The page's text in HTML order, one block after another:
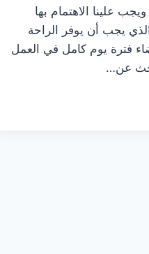
علينا الاهتمام بها
الذي يجب أن يوفر الراحة
فترة يوم كامل في العمل
عن…